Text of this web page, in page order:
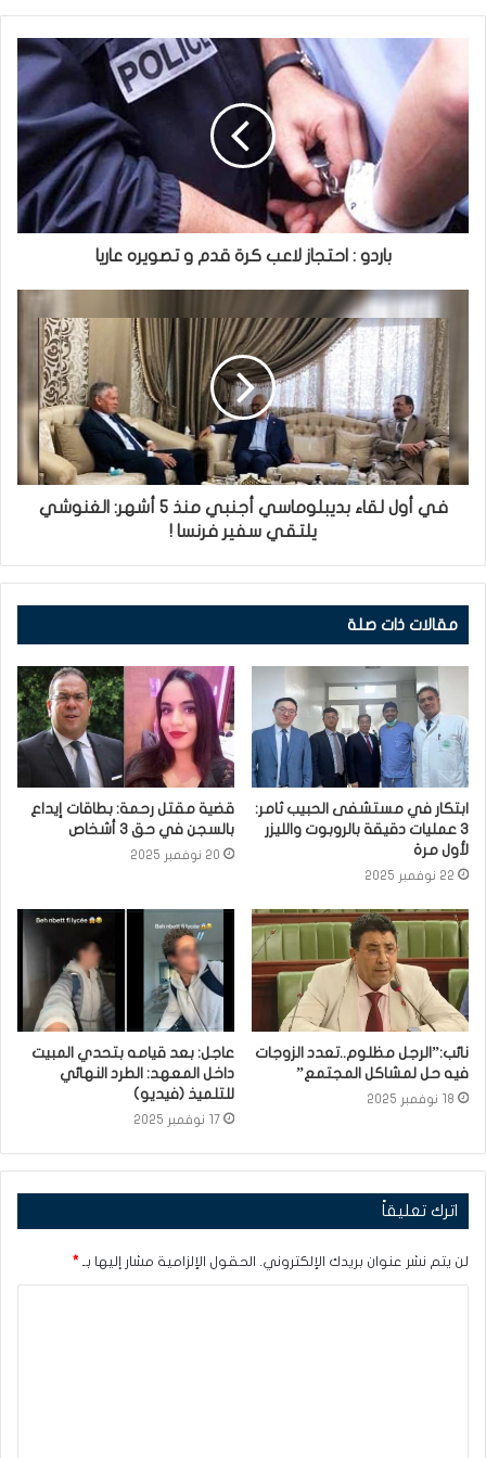
باردو : احتجاز لاعب كرة قدم و تصويره عاريا
في أول لقاء بديبلوماسي أجنبي منذ 5 أشهر: الغنوشي
يلتقي سفير فرنسا !
مقالات ذات صلة
ابتكار في مستشفى الحبيب ثامر:
3 عمليات دقيقة بالروبوت والليزر
لأول مرة
22 نوفمبر 2025
قضية مقتل رحمة: بطاقات إيداع
بالسجن في حق 3 أشخاص
20 نوفمبر 2025
نائب:”الرجل مظلوم..تعدد الزوجات
فيه حل لمشاكل المجتمع”
18 نوفمبر 2025
عاجل: بعد قيامه بتحدي المبيت
داخل المعهد: الطرد النهائي
للتلميذ (فيديو)
17 نوفمبر 2025
اترك تعليقاً
لن يتم نشر عنوان بريدك الإلكتروني. الحقول الإلزامية مشار إليها بـ *